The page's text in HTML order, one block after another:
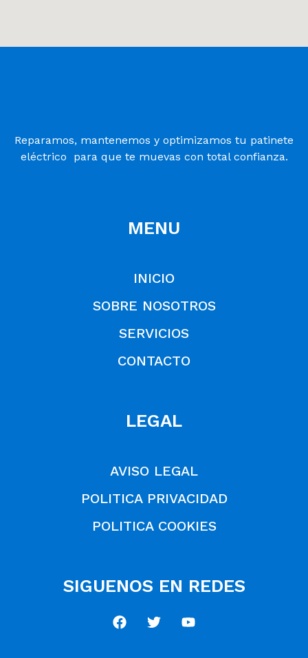
Reparamos, mantenemos y optimizamos tu patinete
eléctrico para que te muevas con total confianza.
MENU
INICIO
SOBRE NOSOTROS
SERVICIOS
CONTACTO
LEGAL
AVISO LEGAL
POLITICA PRIVACIDAD
POLITICA COOKIES
SIGUENOS EN REDES